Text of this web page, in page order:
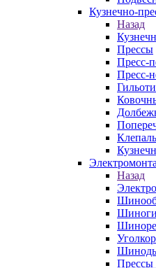
Кузнечно-
Назад
Прессы
Пресс-
Пресс-
Назад